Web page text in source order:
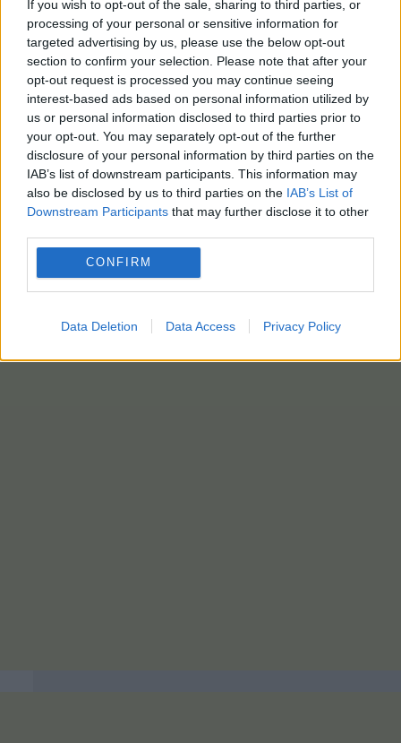
If you wish to opt-out of the sale, sharing to third parties, or
processing of your personal or sensitive information for
targeted advertising by us, please use the below opt-out
section to confirm your selection. Please note that after your
opt-out request is processed you may continue seeing
interest-based ads based on personal information utilized by
us or personal information disclosed to third parties prior to
your opt-out. You may separately opt-out of the further
disclosure of your personal information by third parties on the
IAB’s list of downstream participants. This information may
also be disclosed by us to third parties on the IAB’s List of
Downstream Participants that may further disclose it to other
CONFIRM
Data Deletion Data Access Privacy Policy